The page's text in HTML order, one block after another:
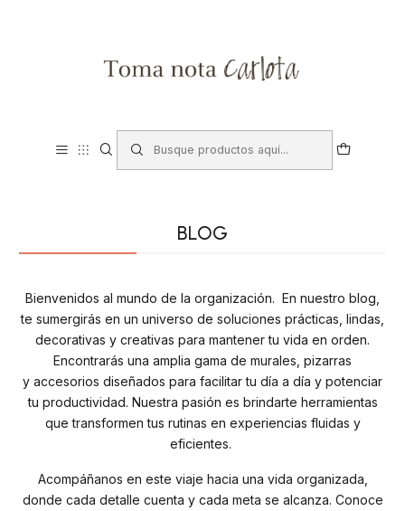
BLOG
Bienvenidos al mundo de la organización. En nuestro blog,
te sumergirás en un universo de soluciones prácticas, lindas,
decorativas y creativas para mantener tu vida en orden.
Encontrarás una amplia gama de murales, pizarras
y accesorios diseñados para facilitar tu día a día y potenciar
tu productividad. Nuestra pasión es brindarte herramientas
que transformen tus rutinas en experiencias fluidas y
eficientes.
Acompáñanos en este viaje hacia una vida organizada,
donde cada detalle cuenta y cada meta se alcanza. Conoce